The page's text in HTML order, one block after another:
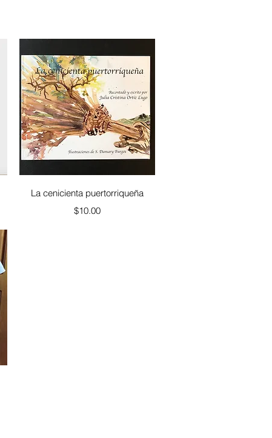
Vista rápida
La cenicienta puertorriqueña
Precio
$10.00